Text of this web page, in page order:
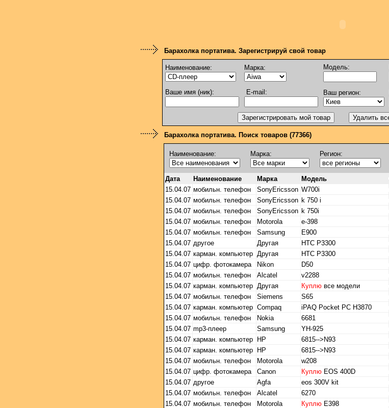
Барахолка портатива. Зарегистрируй свой товар
Наименование: Марка: Модель:
Ваше имя (ник): E-mail: Ваш регион:
Барахолка портатива. Поиск товаров (77366)
Наименование: Марка: Регион:
Дата Наименование Марка Модель
15.04.07 мобильн. телефон SonyEricsson W700i
15.04.07 мобильн. телефон SonyEricsson k 750 i
15.04.07 мобильн. телефон SonyEricsson k 750i
15.04.07 мобильн. телефон Motorola e-398
15.04.07 мобильн. телефон Samsung E900
15.04.07 другое Другая НТС Р3300
15.04.07 карман. компьютер Другая HTC P3300
15.04.07 цифр. фотокамера Nikon D50
15.04.07 мобильн. телефон Alcatel v2288
15.04.07 карман. компьютер Другая Куплю все модели
15.04.07 мобильн. телефон Siemens S65
15.04.07 карман. компьютер Compaq iPAQ Pocket PC H3870
15.04.07 мобильн. телефон Nokia 6681
15.04.07 mp3-плеер Samsung YH-925
15.04.07 карман. компьютер HP 6815-->N93
15.04.07 карман. компьютер HP 6815-->N93
15.04.07 мобильн. телефон Motorola w208
15.04.07 цифр. фотокамера Canon Куплю EOS 400D
15.04.07 другое Agfa eos 300V kit
15.04.07 мобильн. телефон Alcatel 6270
15.04.07 мобильн. телефон Motorola Куплю E398